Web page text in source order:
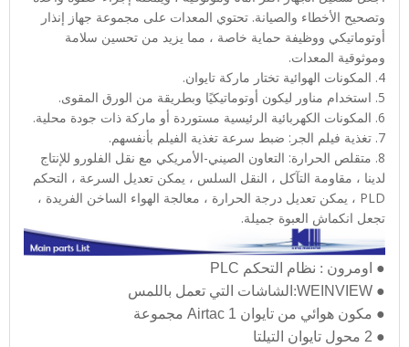
وتصحيح الأخطاء والصيانة. تحتوي المعدات على مجموعة جهاز إنذار
أوتوماتيكي ووظيفة حماية خاصة ، مما يزيد من تحسين سلامة
وموثوقية المعدات.
4. المكونات الهوائية تختار ماركة تايوان.
5. استخدام مناور ليكون أوتوماتيكيًا وبطريقة من الورق المقوى.
6. المكونات الكهربائية الرئيسية مستوردة أو ماركة ذات جودة محلية.
7. تغذية فيلم الجر: ضبط سرعة تغذية الفيلم بأنفسهم.
8. متقلص الحرارة: التعاون الصيني-الأمريكي مع نقل الفلورو للإنتاج
لدينا ، مقاومة التآكل ، النقل السلس ، يمكن تعديل السرعة ، التحكم
PLD ، يمكن تعديل درجة الحرارة ، معالجة الهواء الساخن الفريدة ،
تجعل انكماش العبوة جميلة.
● اومرون : نظام التحكم PLC
●
: الشاشات التي تعمل باللمس
● مكون هوائي من تايوان Airtac 1 مجموعة
●